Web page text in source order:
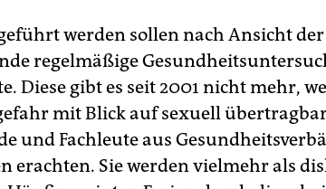
werden sollen nach Ansicht
regelmäßige
Diese gibt es seit 2001 nicht mehr,
mit Blick auf sexuell
und Fachleute aus
erachten. Sie werden vielmehr als